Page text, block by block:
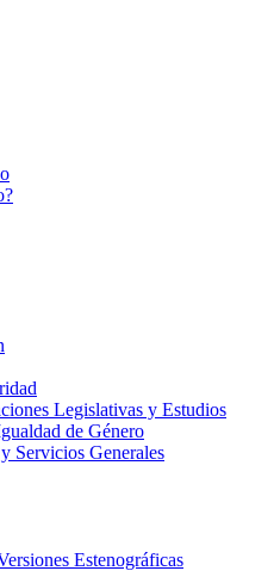
Legislativas y Estudios
de Género
Servicios Generales
Estenográficas